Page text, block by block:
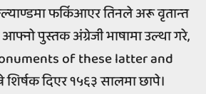
फर्किआएर तिनले अरू वृतान्त
पुस्तक अंग्रेजी भाषामा उल्था गरे,
of these latter and
दिएर १५६३ सालमा छापे।